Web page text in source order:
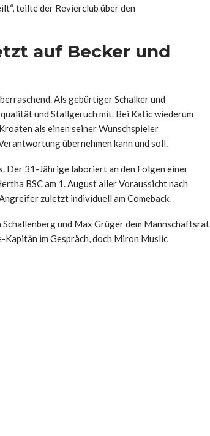
teilte der Revierclub über den
auf Becker und
Als gebürtiger Schalker und
und Stallgeruch mit. Bei Katic wiederum
als einen seiner Wunschspieler
übernehmen kann und soll.
Der 31-Jährige laboriert an den Folgen einer
BSC am 1. August aller Voraussicht nach
zuletzt individuell am Comeback.
und Max Grüger dem Mannschaftsrat
im Gespräch, doch Miron Muslic